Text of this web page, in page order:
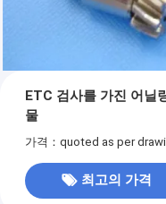
ETC 검사를 가진 어닐
물
가격：quoted as per
최고의 가격